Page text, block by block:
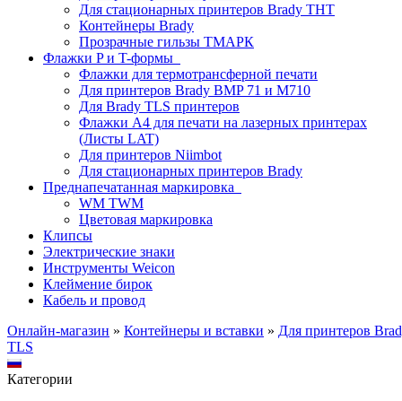
Для стационарных принтеров Brady THT
Контейнеры Brady
Прозрачные гильзы ТМАРК
Флажки P и T-формы
Флажки для термотрансферной печати
Для принтеров Brady BMP 71 и M710
Для Brady TLS принтеров
Флажки A4 для печати на лазерных принтерах
(Листы LAT)
Для принтеров Niimbot
Для стационарных принтеров Brady
Преднапечатанная маркировка
WM TWM
Цветовая маркировка
Клипсы
Электрические знаки
Инструменты Weicon
Клеймение бирок
Кабель и провод
Онлайн-магазин » Контейнеры и вставки » Для принтеров
TLS
Категории